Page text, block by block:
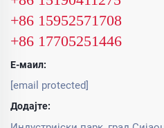
+86 15952571708
+86 17705251446
Е-маил:
[email protected]
Додајте: